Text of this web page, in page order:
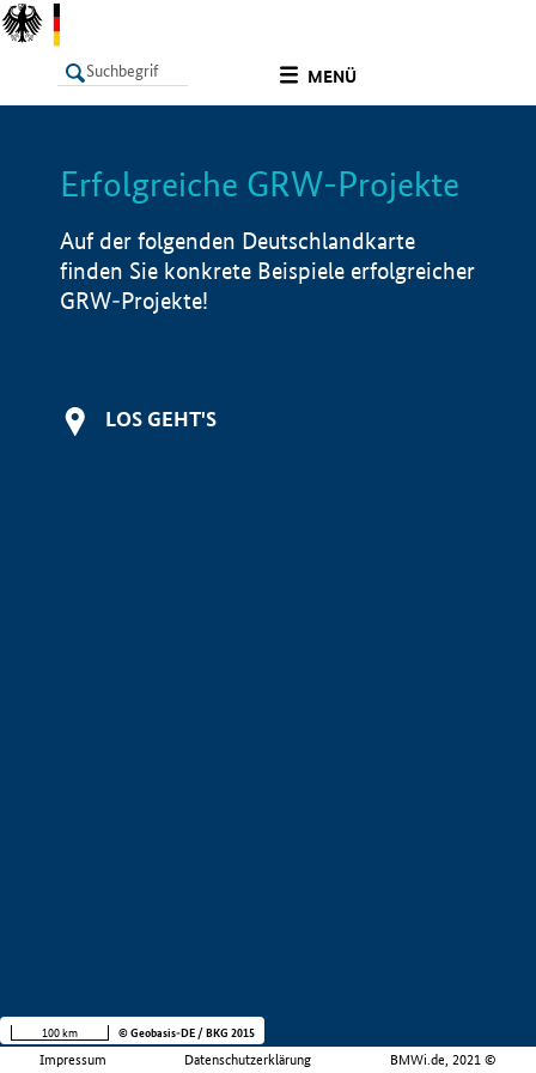
MENÜ
LISTE Info
Erfolgreiche GRW-Projekte
Auf der folgenden Deutschlandkarte
finden Sie konkrete Beispiele erfolgreicher
GRW-Projekte!
LOS GEHT'S
Impressum Datenschutzerklärung BMWi.de, 2021 ©
100 km © Geobasis-DE / BKG 2015